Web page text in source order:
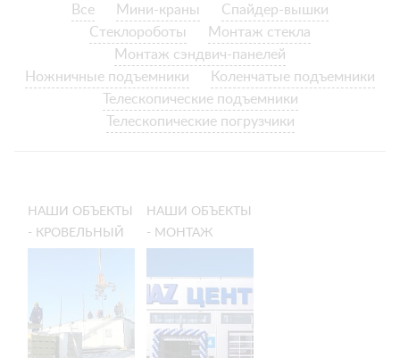
Все
Мини-краны
Спайдер-вышки
Стеклороботы
Монтаж стекла
Монтаж сэндвич-панелей
Ножничные подъемники
Коленчатые подъемники
Телескопические подъемники
Телескопические погрузчики
НАШИ ОБЪЕКТЫ
- КРОВЕЛЬНЫЙ
ПАНЕЛЕЙ В
КАЗАХСТАНЕ
НАШИ ОБЪЕКТЫ
- МОНТАЖ
ПАНЕЛЕЙ
ЗДАНИЯ В
РОСТОВЕ-НА-
ДОНУ